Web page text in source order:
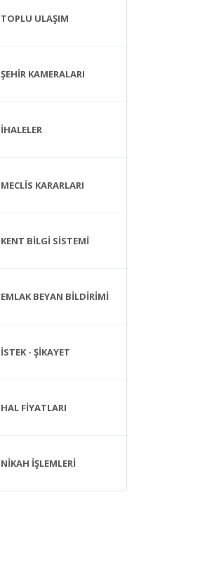
TOPLU ULAŞIM
ŞEHIR KAMERALARI
İHALELER
MECLIS KARARLARI
KENT BILGI SISTEMI
EMLAK BEYAN BILDIRIMI
İSTEK - ŞIKAYET
HAL FIYATLARI
NIKAH İŞLEMLERI